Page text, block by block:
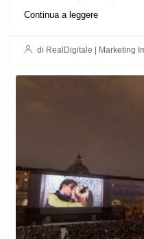
Continua a leggere
di RealDigitale | Marketing